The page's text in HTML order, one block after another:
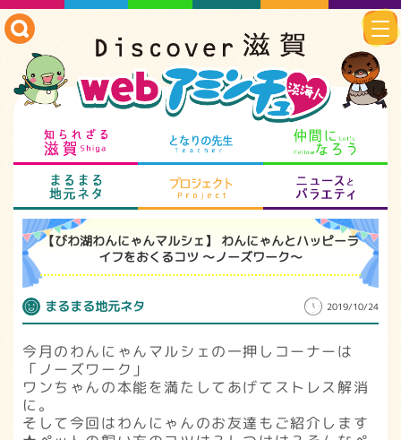
知られざる滋賀 となりの先生
まるまる地元ネタ プロジェクト
【びわ湖わんにゃんマルシェ】 わんにゃんとハッピーラ
イフをおくるコツ ～ノーズワーク～
まるまる地元ネタ 2019/10/24
今月のわんにゃんマルシェの一押しコーナーは
「ノーズワーク」
ワンちゃんの本能を満たしてあげてストレス解消
に。
そして今回はわんにゃんのお友達もご紹介します